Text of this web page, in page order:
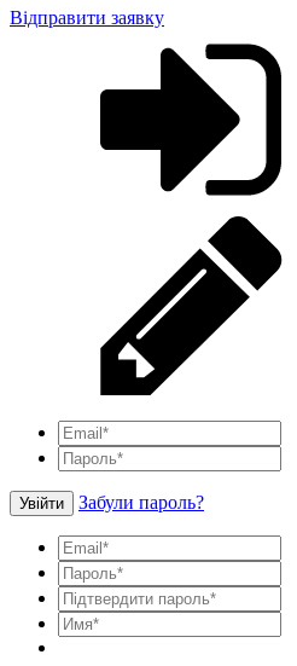
Відправити заявку
Увійти Забули пароль?